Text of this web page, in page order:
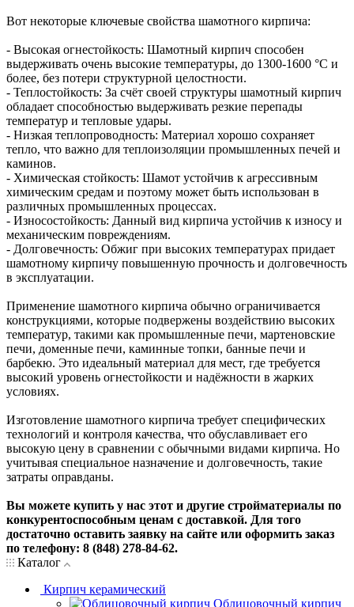
Вот некоторые ключевые свойства шамотного кирпича:
- Высокая огнестойкость: Шамотный кирпич способен
выдерживать очень высокие температуры, до 1300-1600 °C и
более, без потери структурной целостности.
- Теплостойкость: За счёт своей структуры шамотный кирпич
обладает способностью выдерживать резкие перепады
температур и тепловые удары.
- Низкая теплопроводность: Материал хорошо сохраняет
тепло, что важно для теплоизоляции промышленных печей и
каминов.
- Химическая стойкость: Шамот устойчив к агрессивным
химическим средам и поэтому может быть использован в
различных промышленных процессах.
- Износостойкость: Данный вид кирпича устойчив к износу и
механическим повреждениям.
- Долговечность: Обжиг при высоких температурах придает
шамотному кирпичу повышенную прочность и долговечность
в эксплуатации.
Применение шамотного кирпича обычно ограничивается
конструкциями, которые подвержены воздействию высоких
температур, такими как промышленные печи, мартеновские
печи, доменные печи, каминные топки, банные печи и
барбекю. Это идеальный материал для мест, где требуется
высокий уровень огнестойкости и надёжности в жарких
условиях.
Изготовление шамотного кирпича требует специфических
технологий и контроля качества, что обуславливает его
высокую цену в сравнении с обычными видами кирпича. Но
учитывая специальное назначение и долговечность, такие
затраты оправданы.
Вы можете купить у нас этот и другие стройматериалы по
конкурентоспособным ценам с доставкой. Для того
достаточно оставить заявку на сайте или оформить заказ
по телефону: 8 (848) 278-84-62.
Каталог
Кирпич керамический
Облицовочный кирпич